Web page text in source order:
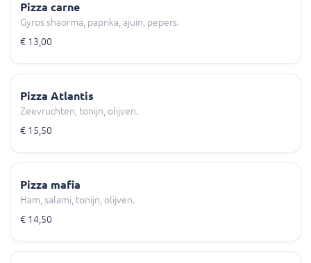
Pizza carne
Gyros shaorma, paprika, ajuin, pepers.
€ 13,00
Pizza Atlantis
Zeevruchten, tonijn, olijven.
€ 15,50
Pizza mafia
Ham, salami, tonijn, olijven.
€ 14,50